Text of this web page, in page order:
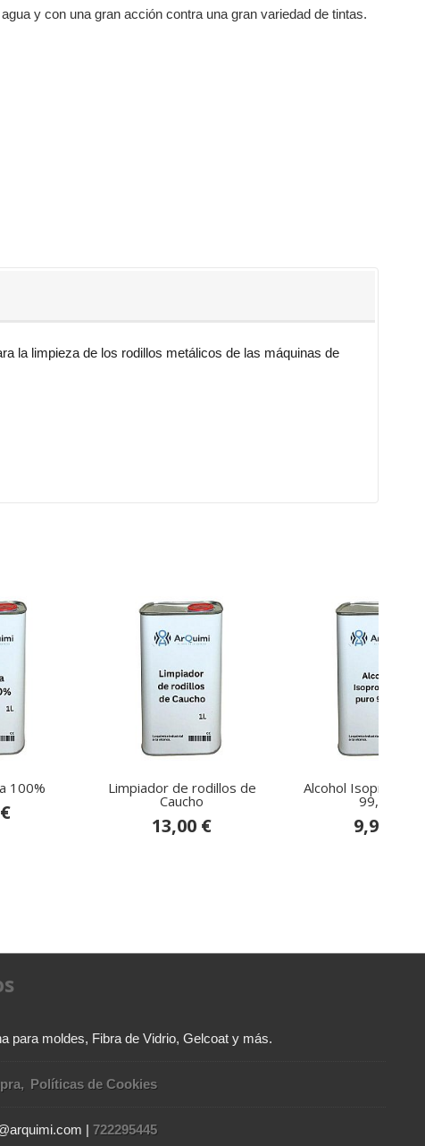
y con una gran acción contra una gran variedad de tintas.
la limpieza de los rodillos metálicos de las máquinas de
100% Limpiador de rodillos de
Caucho
13,00 €
Alcohol
99,9%
9,95 €
para moldes, Fibra de Vidrio, Gelcoat y más.
Políticas de Cookies
|722295445